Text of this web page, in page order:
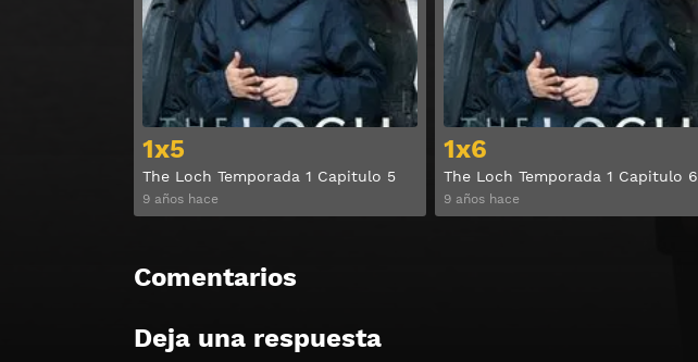
1x5
The Loch Temporada 1 Capitulo 5
9 años hace
1x6
The Loch Temporada 1 Capitulo 6
9 años hace
Comentarios
Deja una respuesta